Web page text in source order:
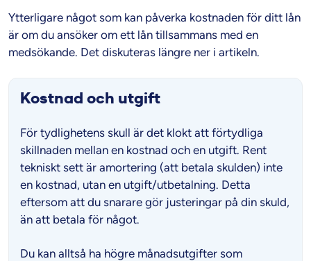
Ytterligare något som kan påverka kostnaden för ditt lån
är om du ansöker om ett lån tillsammans med en
medsökande. Det diskuteras längre ner i artikeln.
Kostnad och utgift
För tydlighetens skull är det klokt att förtydliga
skillnaden mellan en kostnad och en utgift. Rent
tekniskt sett är amortering (att betala skulden) inte
en kostnad, utan en utgift/utbetalning. Detta
eftersom att du snarare gör justeringar på din skuld,
än att betala för något.
Du kan alltså ha högre månadsutgifter som